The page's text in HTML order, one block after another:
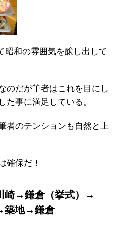
昭和の雰囲気を醸し出して
のだが筆者はこれを目にし
た事に満足している。
者のテンションも自然と上
確保だ！
→鎌倉（挙式）→
築地→鎌倉